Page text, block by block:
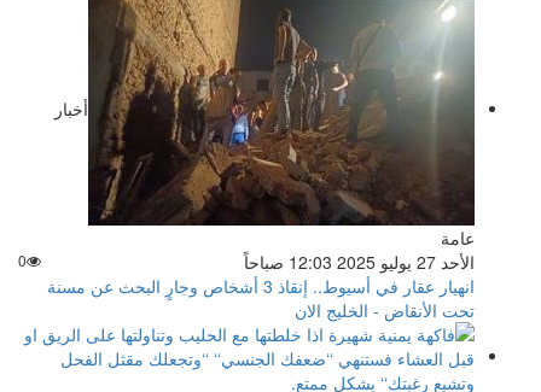
أخبار
عامة
الأحد 27 يوليو 2025 12:03 صباحاً
0
انهيار عقار في أسيوط.. إنقاذ 3 أشخاص وجارٍ البحث عن مسنة
تحت الأنقاض - الخليج الان